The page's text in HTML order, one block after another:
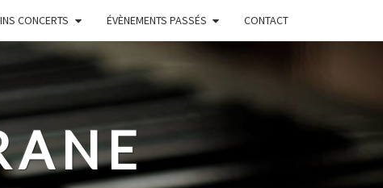
CONCERTS ÉVÈNEMENTS PASSÉS CONTACT